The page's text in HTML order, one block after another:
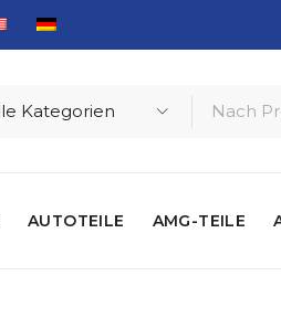
AUTOTEILE AMG-TEILE